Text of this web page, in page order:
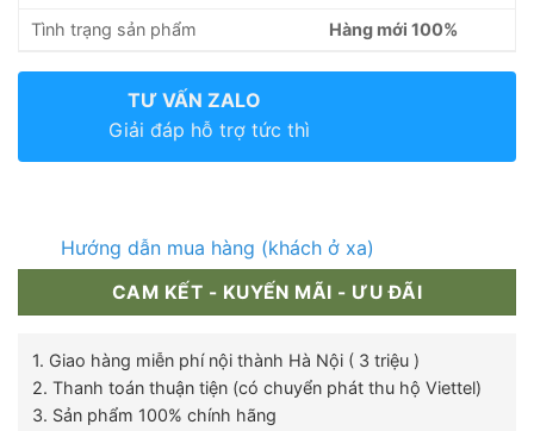
Tình trạng sản phẩm Hàng mới 100%
TƯ VẤN ZALO
Giải đáp hỗ trợ tức thì
Hướng dẫn mua hàng (khách ở xa)
CAM KẾT - KUYẾN MÃI - ƯU ĐÃI
1. Giao hàng miễn phí nội thành Hà Nội ( 3 triệu )
2. Thanh toán thuận tiện (có chuyển phát thu hộ Viettel)
3. Sản phẩm 100% chính hãng